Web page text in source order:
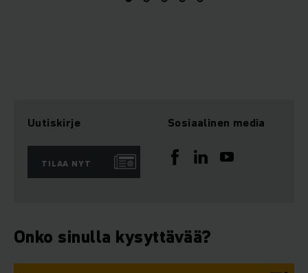
Uutiskirje
TILAA NYT
Sosiaalinen media
Onko sinulla kysyttävää?